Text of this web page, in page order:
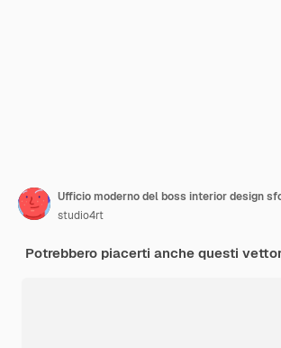
studio4rt
Potrebbero piacerti anche questi